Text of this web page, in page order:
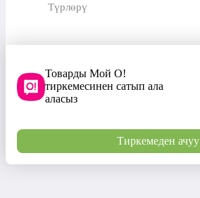
Түрлөрү
Товарды Мой О!
тиркемесинен сатып ала
аласыз
Тиркемеден ачуу